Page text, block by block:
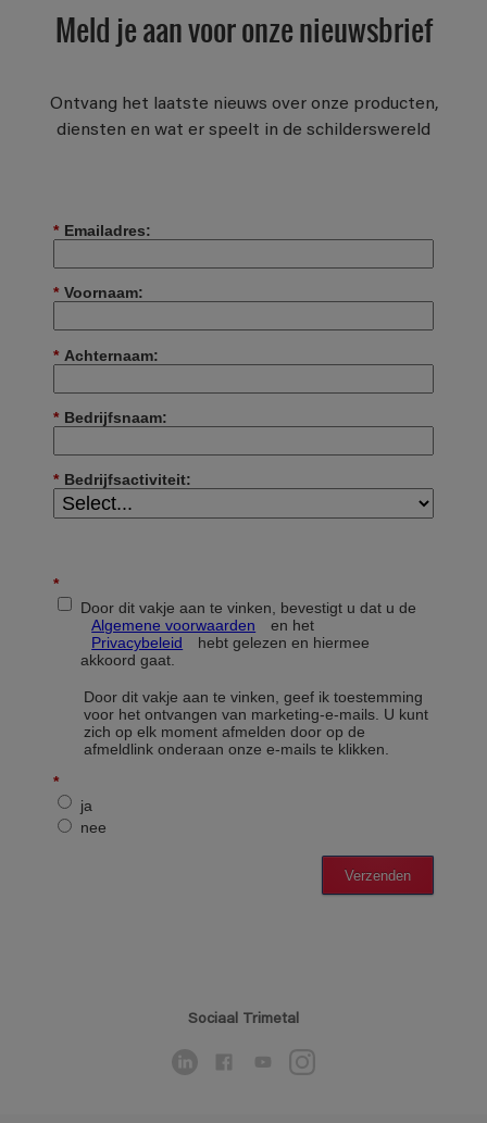
Meld je aan voor onze nieuwsbrief
Ontvang het laatste nieuws over onze producten,
diensten en wat er speelt in de schilderswereld
Sociaal Trimetal